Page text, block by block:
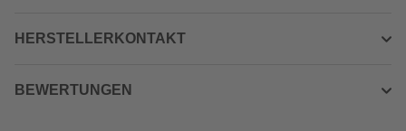
HERSTELLERKONTAKT
BEWERTUNGEN